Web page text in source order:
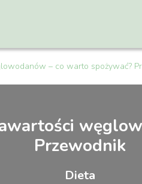
– co warto spożywać?
Przewodnik
Dieta